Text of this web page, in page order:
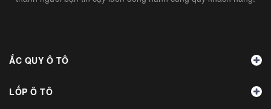
ẮC QUY Ô TÔ
LỐP Ô TÔ